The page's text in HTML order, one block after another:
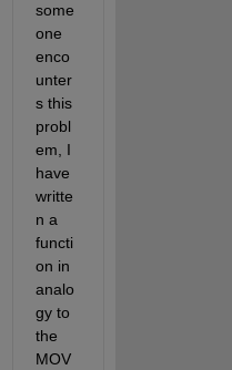
some
one
enco
unter
s this
probl
em, I
have
writte
n a
functi
on in
analo
gy to
the
MOV